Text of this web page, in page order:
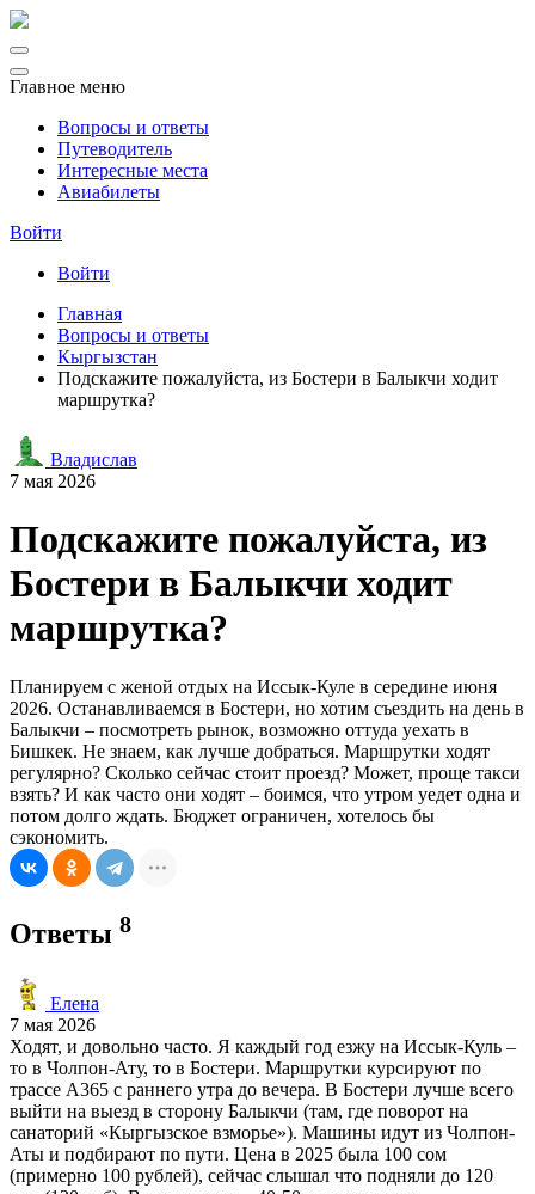
Главное меню
Вопросы и ответы
Путеводитель
Интересные места
Авиабилеты
Войти
Войти
Главная
Вопросы и ответы
Кыргызстан
Подскажите пожалуйста, из Бостери в Балыкчи ходит
маршрутка?
Владислав
7 мая 2026
Подскажите пожалуйста, из
Бостери в Балыкчи ходит
маршрутка?
Планируем с женой отдых на Иссык-Куле в середине июня
2026. Останавливаемся в Бостери, но хотим съездить на день в
Балыкчи – посмотреть рынок, возможно оттуда уехать в
Бишкек. Не знаем, как лучше добраться. Маршрутки ходят
регулярно? Сколько сейчас стоит проезд? Может, проще такси
взять? И как часто они ходят – боимся, что утром уедет одна и
потом долго ждать. Бюджет ограничен, хотелось бы
сэкономить.
Ответы 8
Елена
7 мая 2026
Ходят, и довольно часто. Я каждый год езжу на Иссык-Куль –
то в Чолпон-Ату, то в Бостери. Маршрутки курсируют по
трассе А365 с раннего утра до вечера. В Бостери лучше всего
выйти на выезд в сторону Балыкчи (там, где поворот на
санаторий «Кыргызское взморье»). Машины идут из Чолпон-
Аты и подбирают по пути. Цена в 2025 была 100 сом
(примерно 100 рублей), сейчас слышал что подняли до 120